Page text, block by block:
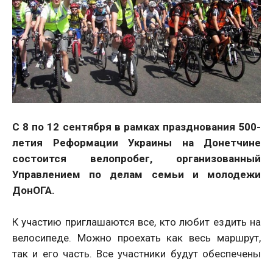
С 8 по 12 сентября в рамках празднования 500-
летия Реформации Украины на Донетчине
состоится велопробег, организованный
Управлением по делам семьи и молодежи
ДонОГА.
К участию приглашаются все, кто любит ездить на
велосипеде. Можно проехать как весь маршрут,
так и его часть. Все участники будут обеспечены